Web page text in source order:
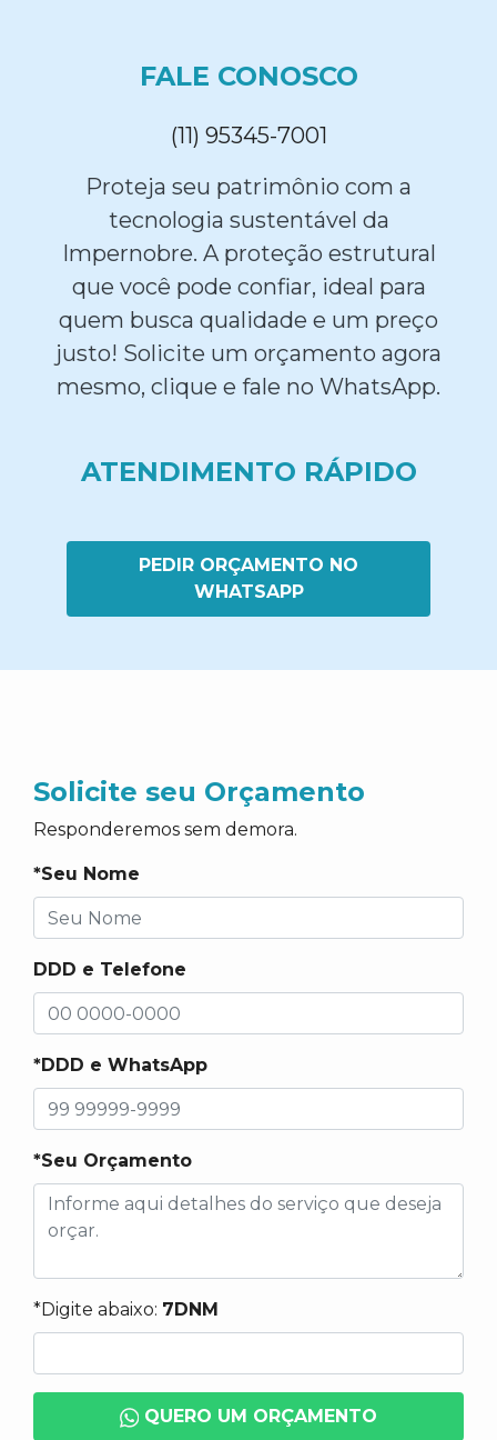
FALE CONOSCO
(11) 95345-7001
Proteja seu patrimônio com a
tecnologia sustentável da
Impernobre. A proteção estrutural
que você pode confiar, ideal para
quem busca qualidade e um preço
justo! Solicite um orçamento agora
mesmo, clique e fale no WhatsApp.
ATENDIMENTO RÁPIDO
PEDIR ORÇAMENTO NO
WHATSAPP
Solicite seu Orçamento
Responderemos sem demora.
*Seu Nome
DDD e Telefone
*DDD e WhatsApp
*Seu Orçamento
*Digite abaixo: 7DNM
QUERO UM ORÇAMENTO